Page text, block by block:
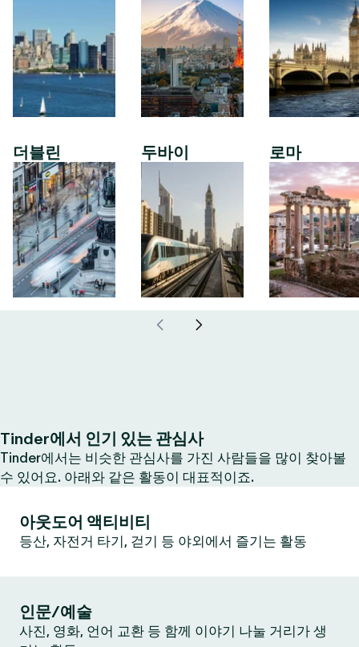
더블린 두바이 로마
Tinder에서 인기 있는 관심사
Tinder에서는 비슷한 관심사를 가진 사람들을 많이 찾아볼
수 있어요. 아래와 같은 활동이 대표적이죠.
아웃도어 액티비티
등산, 자전거 타기, 걷기 등 야외에서 즐기는 활동
인문/예술
사진, 영화, 언어 교환 등 함께 이야기 나눌 거리가 생